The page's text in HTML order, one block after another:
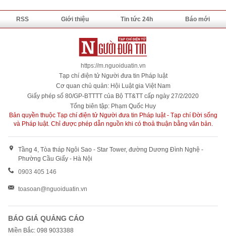
RSS Giới thiệu Tin tức 24h Báo mới
https://m.nguoiduatin.vn
Tạp chí điện tử Người đưa tin Pháp luật
Cơ quan chủ quản: Hội Luật gia Việt Nam
Giấy phép số 80/GP-BTTTT của Bộ TT&TT cấp ngày 27/2/2020
Tổng biên tập: Phạm Quốc Huy
Bản quyền thuộc Tạp chí điện tử Người đưa tin Pháp luật - Tạp chí Đời sống
và Pháp luật. Chỉ được phép dẫn nguồn khi có thoả thuận bằng văn bản.
Tầng 4, Tòa tháp Ngôi Sao - Star Tower, đường Dương Đình Nghệ -
Phường Cầu Giấy - Hà Nội
0903 405 146
toasoan@nguoiduatin.vn
BÁO GIÁ QUẢNG CÁO
Miền Bắc: 098 9033388